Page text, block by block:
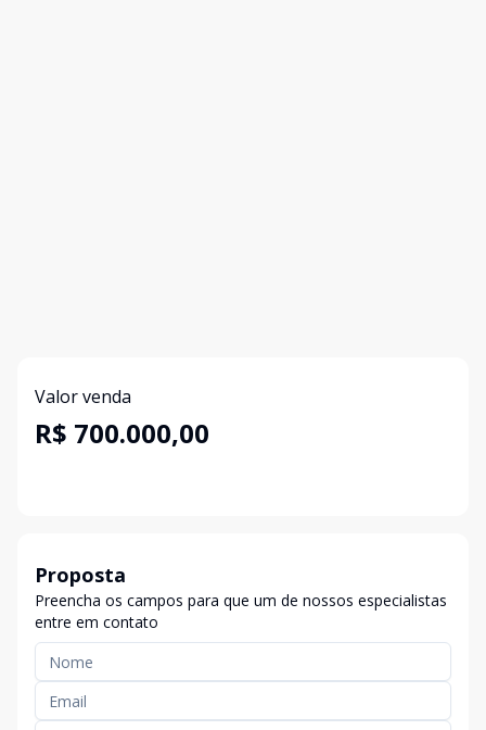
Valor venda
R$ 700.000,00
Proposta
Preencha os campos para que um de nossos especialistas
entre em contato